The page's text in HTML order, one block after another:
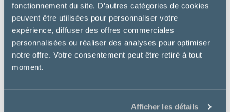
fonctionnement du site. D’autres catégories de cookies
peuvent être utilisées pour personnaliser votre
expérience, diffuser des offres commerciales
personnalisées ou réaliser des analyses pour optimiser
notre offre. Votre consentement peut être retiré à tout
moment.
Afficher les détails
Utilisation :
Chat adulte sujet à la maldigestion/malabsorption
Bienfaits essentiels :
digestibles, de probiotiques, de fibres et d’huile de